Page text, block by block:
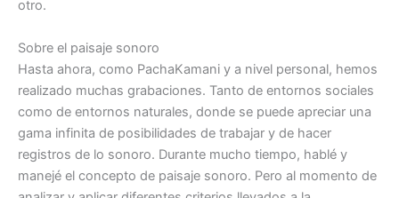
otro.
Sobre el paisaje sonoro
Hasta ahora, como PachaKamani y a nivel personal, hemos
realizado muchas grabaciones. Tanto de entornos sociales
como de entornos naturales, donde se puede apreciar una
gama infinita de posibilidades de trabajar y de hacer
registros de lo sonoro. Durante mucho tiempo, hablé y
manejé el concepto de paisaje sonoro. Pero al momento de